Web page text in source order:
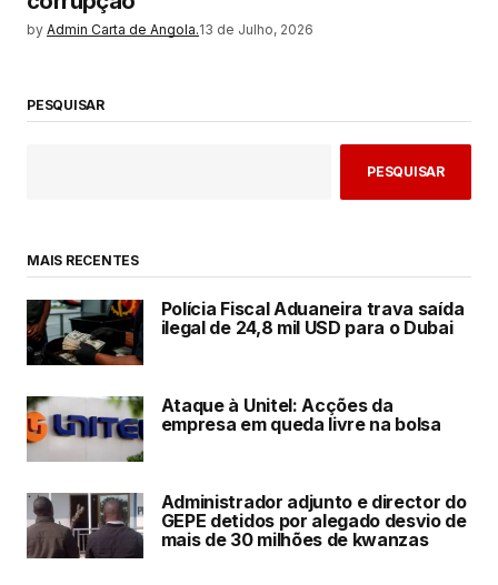
by Admin Carta de Angola.13 de Julho, 2026
PESQUISAR
PESQUISAR
MAIS RECENTES
Polícia Fiscal Aduaneira trava saída
ilegal de 24,8 mil USD para o Dubai
Ataque à Unitel: Acções da
empresa em queda livre na bolsa
Administrador adjunto e director do
GEPE detidos por alegado desvio de
mais de 30 milhões de kwanzas